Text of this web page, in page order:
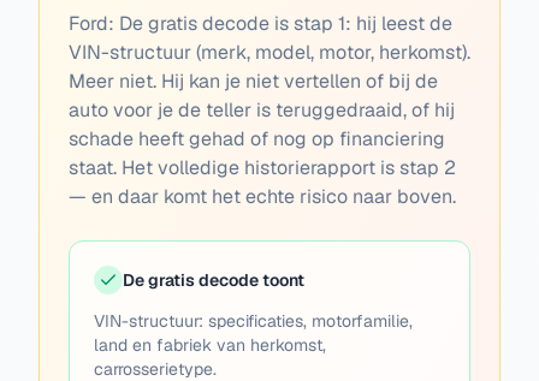
Ford: De gratis decode is stap 1: hij leest de
VIN-structuur (merk, model, motor, herkomst).
Meer niet. Hij kan je niet vertellen of bij de
auto voor je de teller is teruggedraaid, of hij
schade heeft gehad of nog op financiering
staat. Het volledige historierapport is stap 2
— en daar komt het echte risico naar boven.
De gratis decode toont
VIN-structuur: specificaties, motorfamilie,
land en fabriek van herkomst,
carrosserietype.